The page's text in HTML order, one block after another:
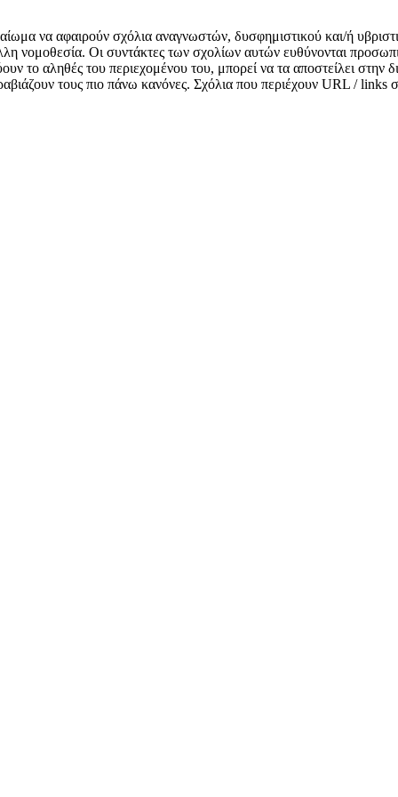
να αφαιρούν σχόλια αναγνωστών, δυσφημιστικού και/ή
νομοθεσία. Οι συντάκτες των σχολίων αυτών ευθύνονται
το αληθές του περιεχομένου του, μπορεί να τα αποστείλει
τους πιο πάνω κανόνες. Σχόλια που περιέχουν URL / links